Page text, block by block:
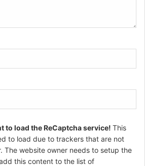
to load the ReCaptcha service! This
to load due to trackers that are not
The website owner needs to setup the
this content to the list of